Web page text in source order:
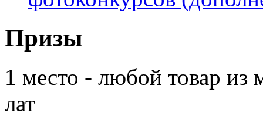
Призы
1 место - любой товар из
лат